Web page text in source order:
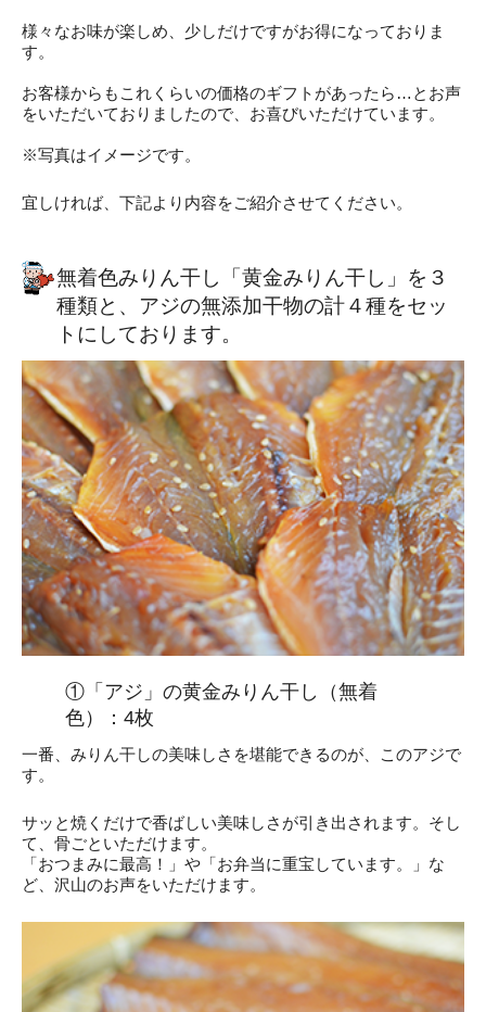
様々なお味が楽しめ、少しだけですがお得になっておりま
す。
お客様からもこれくらいの価格のギフトがあったら…とお声
をいただいておりましたので、お喜びいただけています。
※写真はイメージです。
宜しければ、下記より内容をご紹介させてください。
無着色みりん干し「黄金みりん干し」を３
種類と、アジの無添加干物の計４種をセッ
トにしております。
①「アジ」の黄金みりん干し（無着
色）：4枚
一番、みりん干しの美味しさを堪能できるのが、このアジで
す。
サッと焼くだけで香ばしい美味しさが引き出されます。そし
て、骨ごといただけます。
「おつまみに最高！」や「お弁当に重宝しています。」な
ど、沢山のお声をいただけます。